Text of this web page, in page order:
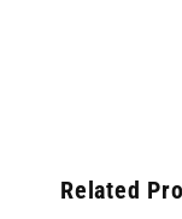
Related